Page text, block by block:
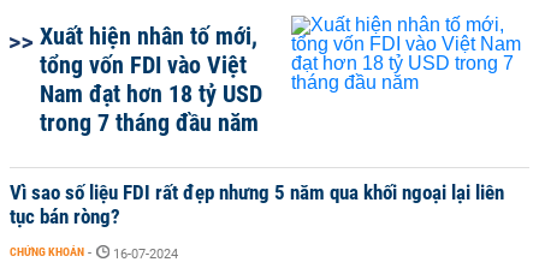
Xuất hiện nhân tố mới,
tổng vốn FDI vào Việt
Nam đạt hơn 18 tỷ USD
trong 7 tháng đầu năm
Vì sao số liệu FDI rất đẹp nhưng 5 năm qua khối ngoại lại liên
tục bán ròng?
CHỨNG KHOÁN - 16-07-2024